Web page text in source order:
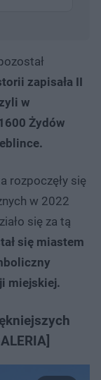
zapisała II
w
Żydów
rozpoczęły się
w 2022
się za tą
się miastem
miejskiej.